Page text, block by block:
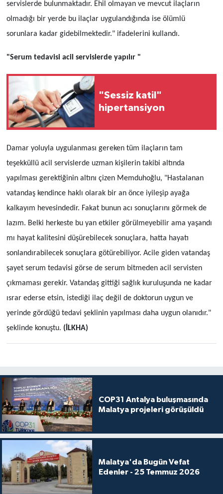
servislerde bulunmaktadır. Ehil olmayan ve mevcut ilaçların
olmadığı bir yerde bu ilaçlar uygulandığında ise ölümlü
sorunlara kadar gidebilmektedir." ifadelerini kullandı.
"Serum tedavisi acil servislerde yapılır "
"Sessiz katil"
hipertansiyon
Damar yoluyla uygulanması gereken tüm ilaçların tam
teşekküllü acil servislerde uzman kişilerin takibi altında
yapılması gerektiğinin altını çizen Memduhoğlu, "Hastalanan
vatandaş kendince haklı olarak bir an önce iyileşip ayağa
kalkayım hevesindedir. Fakat bunun acı sonuçlarını görmek de
lazım. Belki herkeste bu yan etkiler görülmeyebilir ama yaşandı
mı hayat kalitesini düşürebilecek sonuçlara, hatta hayatı
sonlandırabilecek sonuçlara götürebiliyor. Acile giden vatandaş
şayet serum tedavisi görse de serum bitmeden acil servisten
çıkmaması gerekir. Vatandaş gittiği sağlık kuruluşunda ne kadar
ısrar ederse etsin, istediği ilaç değil de doktorun uygun ve
yerinde gördüğü tedavi şeklinin yapılması daha uygun olanıdır."
şeklinde konuştu. (İLKHA)
COP31 Antalya buluşmasında
Malatya projeleri görüşüldü
Malatya'da Bugün Vefat
Edenler - 25 Temmuz 2026